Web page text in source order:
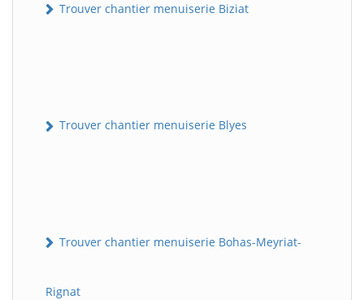
Trouver chantier menuiserie Biziat
Trouver chantier menuiserie Blyes
Trouver chantier menuiserie Bohas-Meyriat-
Rignat